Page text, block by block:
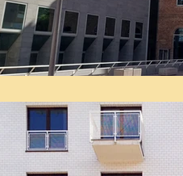
Dictamen pericial
Abstención y recusación
discrecionalidad